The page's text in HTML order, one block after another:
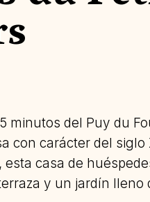
minutos del Puy du
con carácter del
esta casa de
y un jardín lleno